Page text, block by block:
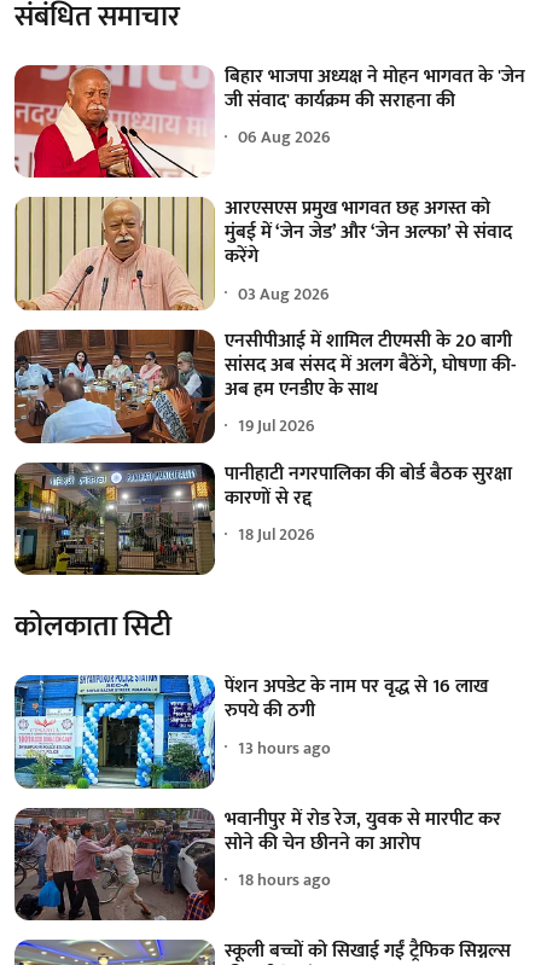
संबंधित समाचार
बिहार भाजपा अध्यक्ष ने मोहन भागवत के 'जेन
जी संवाद' कार्यक्रम की सराहना की
06 Aug 2026
आरएसएस प्रमुख भागवत छह अगस्त को
मुंबई में ‘जेन जेड’ और ‘जेन अल्फा’ से संवाद
करेंगे
03 Aug 2026
एनसीपीआई में शामिल टीएमसी के 20 बागी
सांसद अब संसद में अलग बैठेंगे, घोषणा की-
अब हम एनडीए के साथ
19 Jul 2026
पानीहाटी नगरपालिका की बोर्ड बैठक सुरक्षा
कारणों से रद्द
18 Jul 2026
कोलकाता सिटी
पेंशन अपडेट के नाम पर वृद्ध से 16 लाख
रुपये की ठगी
13 hours ago
भवानीपुर में रोड रेज, युवक से मारपीट कर
सोने की चेन छीनने का आरोप
18 hours ago
स्कूली बच्चों को सिखाई गईं ट्रैफिक सिग्नल्स